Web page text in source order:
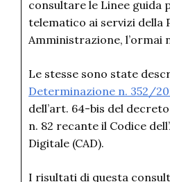
consultare le Linee guida
telematico ai servizi della
Amministrazione, l’ormai
Le stesse sono state
Determinazione n. 352/
dell’art. 64-bis del
n. 82 recante il Codice
Digitale (CAD).
I risultati di questa